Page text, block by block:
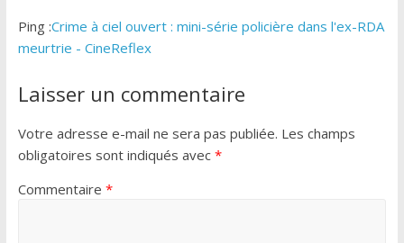
Ping :Crime à ciel ouvert : mini-série policière dans l'ex-RDA
meurtrie - CineReflex
Laisser un commentaire
Votre adresse e-mail ne sera pas publiée. Les champs
obligatoires sont indiqués avec *
Commentaire *